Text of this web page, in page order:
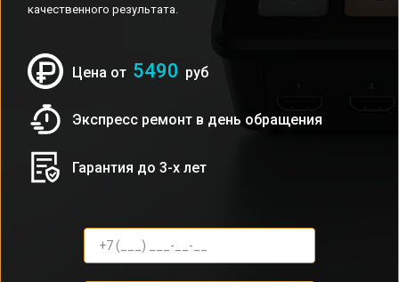
качественного результата.
Цена от 5490 руб
Экспресс ремонт в день обращения
Гарантия до 3-х лет